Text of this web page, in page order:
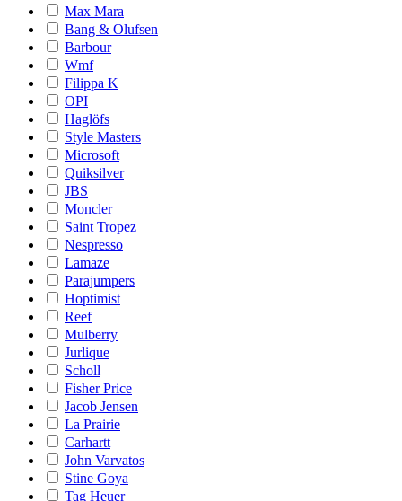
Max Mara
Bang & Olufsen
Barbour
Wmf
Filippa K
OPI
Haglöfs
Style Masters
Microsoft
Quiksilver
JBS
Moncler
Saint Tropez
Nespresso
Lamaze
Parajumpers
Hoptimist
Reef
Mulberry
Jurlique
Scholl
Fisher Price
Jacob Jensen
La Prairie
Carhartt
John Varvatos
Stine Goya
Tag Heuer